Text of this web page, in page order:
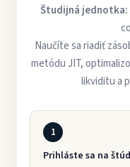
Študijná jednotka:
Naučíte sa riadiť
metódu JIT,
likviditu a
1
Prihláste sa na